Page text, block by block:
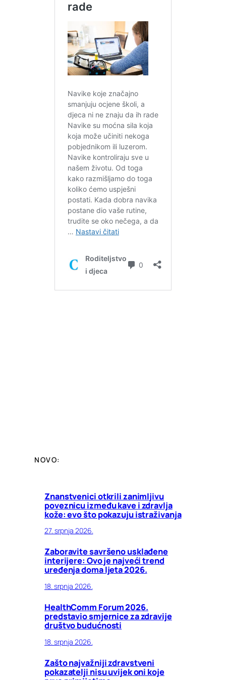
NOVO:
Znanstvenici otkrili zanimljivu
poveznicu između kave i zdravlja
kože: evo što pokazuju istraživanja
27. srpnja 2026.
Zaboravite savršeno usklađene
interijere: Ovo je najveći trend
uređenja doma ljeta 2026.
18. srpnja 2026.
HealthComm Forum 2026.
predstavio smjernice za zdravije
društvo budućnosti
18. srpnja 2026.
Zašto najvažniji zdravstveni
pokazatelji nisu uvijek oni koje